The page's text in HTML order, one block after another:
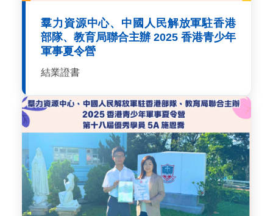
羣力資源中心、中國人民解放軍駐香港
部隊、教育局聯合主辦 2025 香港青少年
軍事夏令營
結業證書